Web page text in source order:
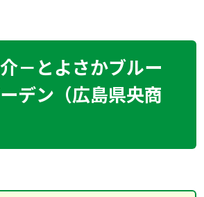
－とよさかブルー
デン（広島県央商